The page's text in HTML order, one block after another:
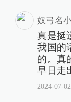
奴弓名
真是挺
我国的
的。真
早日走
2024-07-02